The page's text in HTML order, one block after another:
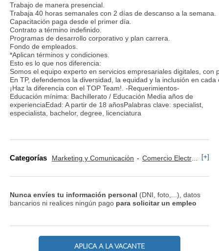
Trabajo de manera presencial.
Trabaja 40 horas semanales con 2 días de descanso a la semana.
Capacitación paga desde el primer día.
Contrato a término indefinido.
Programas de desarrollo corporativo y plan carrera.
Fondo de empleados.
*Aplican términos y condiciones.
Esto es lo que nos diferencia:
Somos el equipo experto en servicios empresariales digitales,
En TP, defendemos la diversidad, la equidad y la inclusión en
¡Haz la diferencia con el TOP Team!. -Requerimientos-
Educación mínima: Bachillerato / Educación Media años de
experienciaEdad: A partir de 18 añosPalabras clave: specialist,
especialista, bachelor, degree, licenciatura
Categorías Marketing y Comunicación Comercio Electrónico [+]
Nunca envíes tu información personal (DNI, foto,...), datos
bancarios ni realices ningún pago para solicitar un empleo
APLICA A LA VACANTE